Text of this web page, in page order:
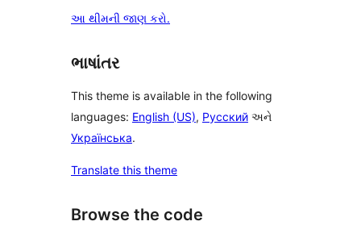
આ થીમની જાણ કરો.
ભાષાંતર
This theme is available in the following
languages: English (US), Русский અને
Українська.
Translate this theme
Browse the code